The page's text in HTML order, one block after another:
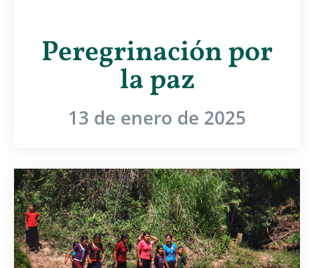
Peregrinación por
la paz
13 de enero de 2025